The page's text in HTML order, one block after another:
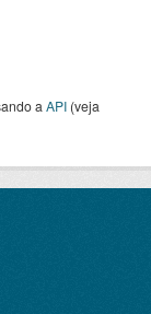
a API (veja